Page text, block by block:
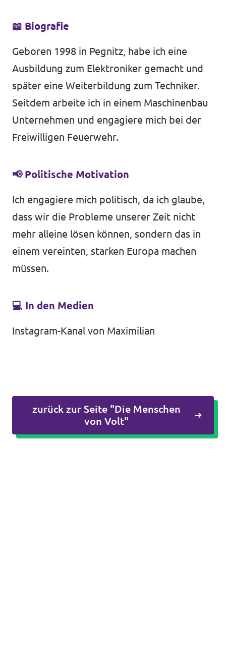
📖 Biografie
Geboren 1998 in Pegnitz, habe ich eine
Ausbildung zum Elektroniker gemacht und
später eine Weiterbildung zum Techniker.
Seitdem arbeite ich in einem Maschinenbau
Unternehmen und engagiere mich bei der
Freiwilligen Feuerwehr.
📢 Politische Motivation
Ich engagiere mich politisch, da ich glaube,
dass wir die Probleme unserer Zeit nicht
mehr alleine lösen können, sondern das in
einem vereinten, starken Europa machen
müssen.
💻 In den Medien
Instagram-Kanal von Maximilian
zurück zur Seite "Die Menschen
von Volt"